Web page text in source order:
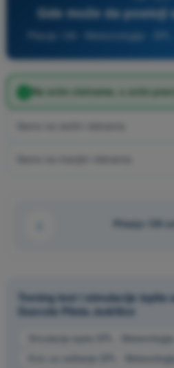
Gde može da postoji
Pitanje 139 - Meteorologija -
Na svim visinama, u svim
Pitanje 139
Trening test i simulacije ispita
Dozvola Pilota Jedrilice
Simulacija ispita SPL - Meteorologija
Kviz za vežbanje SPL - Meteorologija